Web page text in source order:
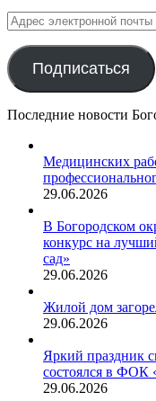
Адрес
электронной
почты
Подписаться
Последние новости
Медицинских
29.06.2026
В Богородском
конкурс на
сад»
29.06.2026
Жилой дом
29.06.2026
Яркий праздник
состоялся в ФОК
29.06.2026